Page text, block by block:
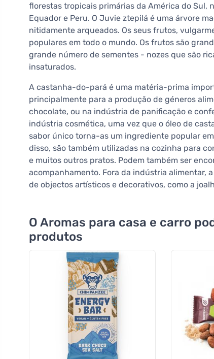
florestas tropicais primárias da América do Sul,
Equador e Peru. O Juvie ztepilá é uma árvore
nitidamente arqueados. Os seus frutos,
populares em todo o mundo. Os frutos são
grande número de sementes - nozes que são
insaturados.
A castanha-do-pará é uma matéria-prima
principalmente para a produção de géneros
chocolate, ou na indústria de panificação e
indústria cosmética, uma vez que o óleo de
sabor único torna-as um ingrediente popular
disso, são também utilizadas na cozinha para
e muitos outros pratos. Podem também ser
acompanhamento. Fora da indústria alimentar,
de objectos artísticos e decorativos, como a
O Aromas para casa e carro
produtos